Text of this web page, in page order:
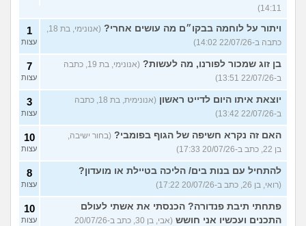
14:11)
ויתור על לוחמה בבקו״ם מה עושים אחרי?
כתבה ב-22/07/26 14:02)
1
עצות
בן זוג שמכור לפורנו, מה לעשות?
(אנונימי, בת 19, כתבה
ב-22/07/26 13:51)
7
עצות
יוצאת איתו היום לדייט ראשון
(אנונימית, בת 18, כתבה
ב-22/07/26 13:42)
3
עצות
האם זה נקרא חשיפה של הגוף בפומבי? (בחור ישיבה,
בן 22, כתב ב-20/07/26 17:33)
10
עצות
להתחיל עם בנות בים/ הליכה בטיילת או מועדון?
(רואי, בן 26, כתב ב-20/07/26 17:22)
8
עצות
פתחתי תיבת פנדורה? הכנסתי את אשתי לעולם
התכנים ועכשיו אני חושש
(אבי, בן 30, כתב ב-20/07/26
10
עצות